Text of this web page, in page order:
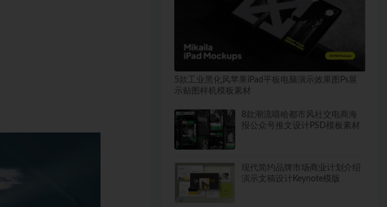
5款工业黑化风苹果iPad平板电脑演示效果图Ps展
示贴图样机模板素材
8款潮流嘻哈都市风社交电商海
报公众号推文设计PSD模板素材
现代简约品牌市场商业计划介绍
演示文稿设计Keynote模版